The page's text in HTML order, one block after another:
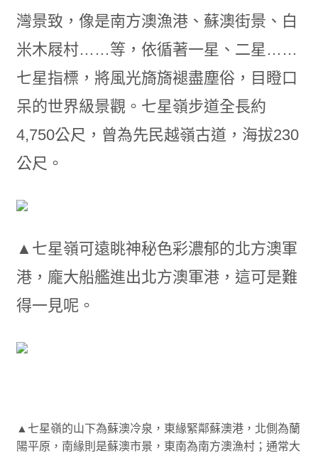
灣景致，像是南方澳漁港、蘇澳街景、白
米木屐村……等，依循著一星、二星……
七星指標，將風光旖旖褪盡塵俗，目瞪口
呆的世界級景觀。七星嶺步道全長約
4,750公尺，曾為先民越嶺古道，海拔230
公尺。
▲七星嶺可遠眺神秘色彩濃郁的北方澳軍
港，龐大船艦進出北方澳軍港，這可是難
得一見呢。
▲七星嶺的山下為蘇澳冷泉，東緣緊鄰蘇澳港，北側為蘭
陽平原，南緣則是蘇澳市景，東南為南方澳漁村；通常大